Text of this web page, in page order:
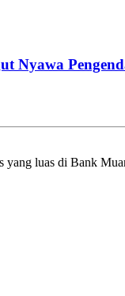
Nyawa
yang luas di Bank